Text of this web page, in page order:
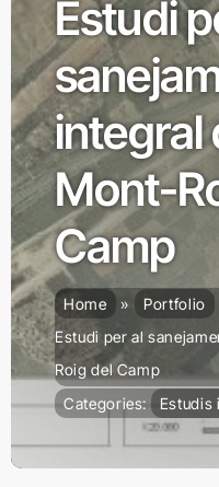
Estudi
integral
Mont-
Camp
Home Portfolio
Estudi per al
Roig del Camp
Categories:
Estudis